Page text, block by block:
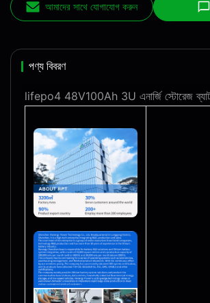
আমাদের সাথে যোগাযোগ করুন
পণ্য বিবরণ
lifepo4 48V100Ah 3U এনার্জি স্টোরেজ